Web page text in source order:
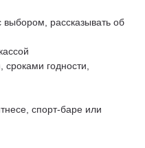
выбором, рассказывать об
сроками годности,
спорт-баре или